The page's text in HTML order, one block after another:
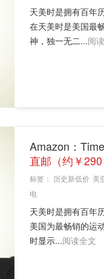
天美时是拥有百年
在天美时是美国最
神，独一无二...阅
Amazon：
直邮（约￥
标签： 历史新低价 美
电
天美时是拥有百年
美国为最畅销的运
时显示...阅读全文